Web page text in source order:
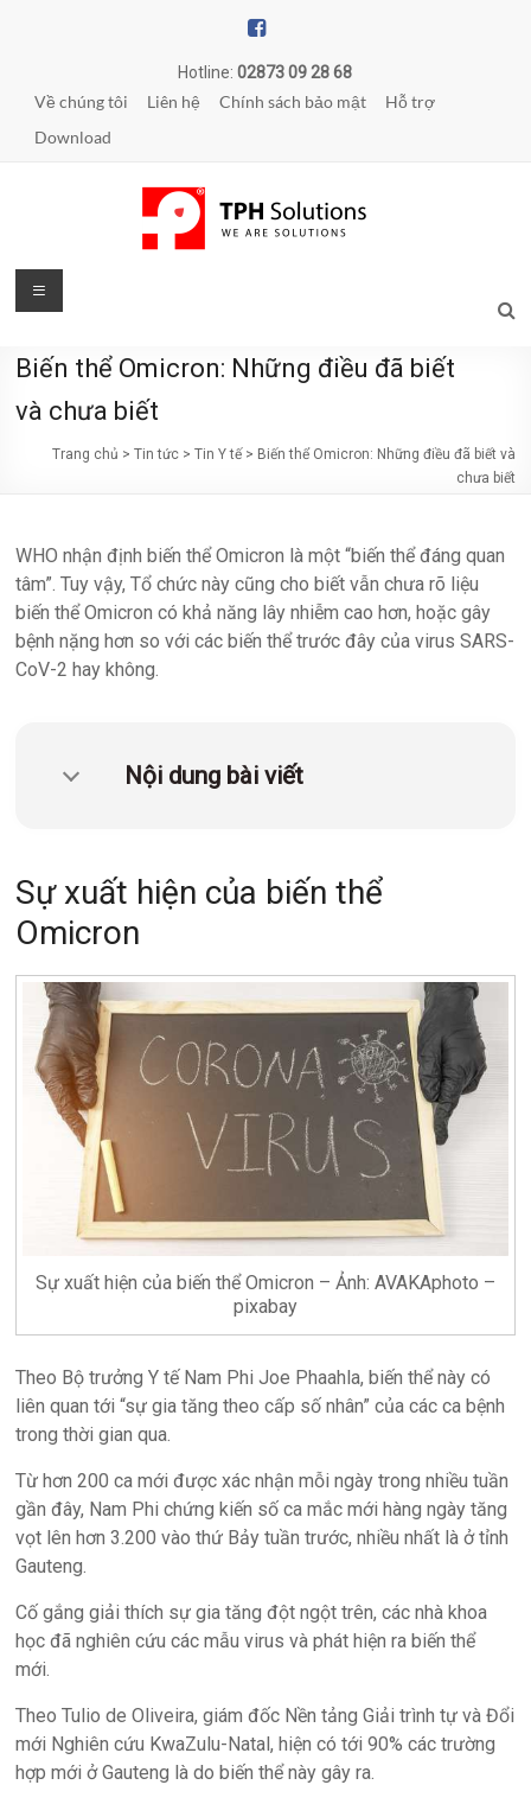
Hotline:02873 09 28 68
Về chúng tôi Liên hệ Chính sách bảo mật
Hỗ trợ
Download
TPH
WE
ARE
quản
lý
phòng
xét
nghiệm
Menu
Biến thể Omicron: Những điều đã biết
và chưa biết
Trang chủ > Tin tức> Tin Y tế> Biến thể Omicron: Những điều đã biết và
chưa biết
WHO nhận định biến thể Omicron là một “biến thể đáng quan
tâm”. Tuy vậy, Tổ chức này cũng cho biết vẫn chưa rõ liệu
biến thể Omicron có khả năng lây nhiễm cao hơn, hoặc gây
bệnh nặng hơn so với các biến thể trước đây của virus SARS-
CoV-2 hay không.
Nội dung bài viết
Sự xuất hiện của biến thể
Omicron
Sự xuất hiện của biến thể Omicron – Ảnh: AVAKAphoto –
pixabay
Theo Bộ trưởng Y tế Nam Phi Joe Phaahla, biến thể này có
liên quan tới “sự gia tăng theo cấp số nhân” của các ca bệnh
trong thời gian qua.
Từ hơn 200 ca mới được xác nhận mỗi ngày trong nhiều tuần
gần đây, Nam Phi chứng kiến ​​số ca mắc mới hàng ngày tăng
vọt lên hơn 3.200 vào thứ Bảy tuần trước, nhiều nhất là ở tỉnh
Gauteng.
Cố gắng giải thích sự gia tăng đột ngột trên, các nhà khoa
học đã nghiên cứu các mẫu virus và phát hiện ra biến thể
mới.
Theo Tulio de Oliveira, giám đốc Nền tảng Giải trình tự và Đổi
mới Nghiên cứu KwaZulu-Natal, hiện có tới 90% các trường
hợp mới ở Gauteng là do biến thể này gây ra.